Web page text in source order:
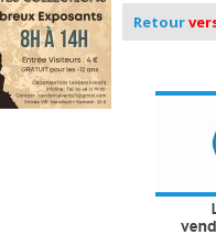
Retour